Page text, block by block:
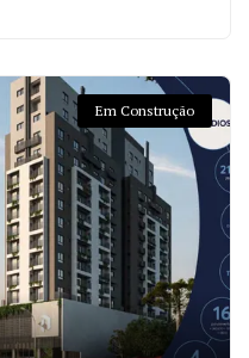
Em Construção